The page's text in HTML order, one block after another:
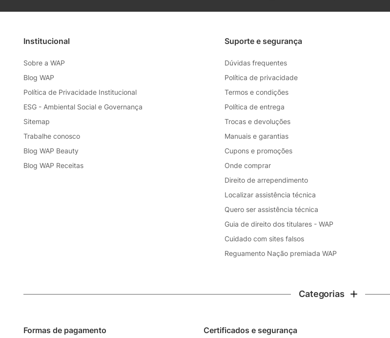
Institucional
Sobre a WAP
Blog WAP
Política de Privacidade Institucional
ESG - Ambiental Social e Governança
Sitemap
Trabalhe conosco
Blog WAP Beauty
Blog WAP Receitas
Suporte e segurança
Dúvidas frequentes
Política de privacidade
Termos e condições
Política de entrega
Trocas e devoluções
Manuais e garantias
Cupons e promoções
Onde comprar
Direito de arrependimento
Localizar assistência técnica
Quero ser assistência técnica
Guia de direito dos titulares - WAP
Cuidado com sites falsos
Reguamento Nação premiada WAP
Categorias
Formas de pagamento Certificados e segurança